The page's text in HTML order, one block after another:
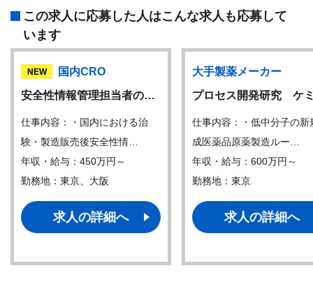
この求人に応募した人はこんな求人も応募して
います
NEW
国内CRO
安全性情報管理担当者の…
仕事内容：・国内における治
験・製造販売後安全性情…
年収・給与：450万円～
勤務地：東京、大阪
求人の詳細へ
大手製薬メーカー
プロセス開発研究 ケ
仕事内容：・低中分子の新
成医薬品原薬製造ルー…
年収・給与：600万円～
勤務地：東京
求人の詳細へ